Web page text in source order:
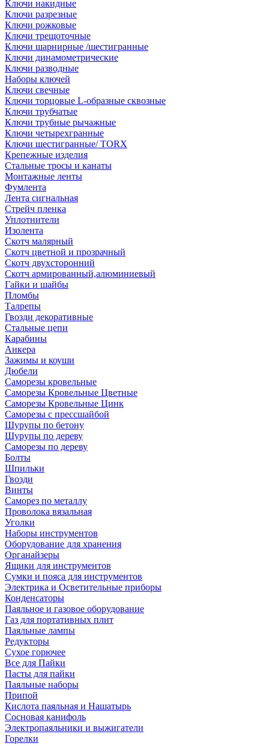
Ключи накидные
Ключи разрезные
Ключи рожковые
Ключи трещоточные
Ключи шарнирные /шестигранные
Ключи динамометрические
Ключи разводные
Наборы ключей
Ключи свечные
Ключи торцовые L-образные сквозные
Ключи трубчатые
Ключи трубные рычажные
Ключи четырехгранные
Ключи шестигранные/ TORX
Крепежные изделия
Стальные тросы и канаты
Монтажные ленты
Фумлента
Лента сигнальная
Стрейч пленка
Уплотнители
Изолента
Скотч малярный
Скотч цветной и прозрачный
Скотч двухсторонний
Скотч армированный,алюминиевый
Гайки и шайбы
Пломбы
Талрепы
Гвозди декоративные
Стальные цепи
Карабины
Анкера
Зажимы и коуши
Дюбели
Саморезы кровельные
Саморезы Кровельные Цветные
Саморезы Кровельные Цинк
Саморезы с прессшайбой
Шурупы по бетону
Шурупы по дереву
Саморезы по дереву
Болты
Шпильки
Гвозди
Винты
Саморез по металлу
Проволока вязальная
Уголки
Наборы инструментов
Оборудование для хранения
Органайзеры
Ящики для инструментов
Сумки и пояса для инструментов
Электрика и Осветительные приборы
Конденсаторы
Паяльное и газовое оборудование
Газ для портативных плит
Паяльные лампы
Редукторы
Сухое горючее
Все для Пайки
Пасты для пайки
Паяльные наборы
Припой
Кислота паяльная и Нашатырь
Сосновая канифоль
Электропаяльники и выжигатели
Горелки